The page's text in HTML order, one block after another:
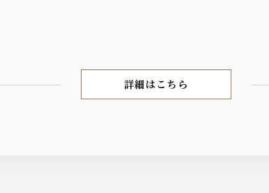
記念日×デート
詳細はこちら